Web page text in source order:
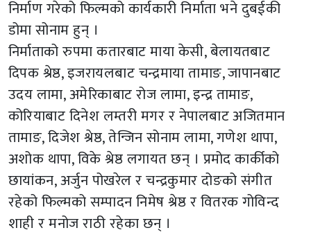
निर्माण गरेको फिल्मको कार्यकारी निर्माता भने दुबईकी
डोमा सोनाम हुन् ।
निर्माताको रुपमा कतारबाट माया केसी, बेलायतबाट
दिपक श्रेष्ठ, इजरायलबाट चन्द्रमाया तामाङ, जापानबाट
उदय लामा, अमेरिकाबाट रोज लामा, इन्द्र तामाङ,
कोरियाबाट दिनेश लम्तरी मगर र नेपालबाट अजितमान
तामाङ, दिजेश श्रेष्ठ, तेन्जिन सोनाम लामा, गणेश थापा,
अशोक थापा, विके श्रेष्ठ लगायत छन् । प्रमोद कार्कीको
छायांकन, अर्जुन पोखरेल र चन्द्रकुमार दोङको संगीत
रहेको फिल्मको सम्पादन निमेष श्रेष्ठ र वितरक गोविन्द
शाही र मनोज राठी रहेका छन् ।